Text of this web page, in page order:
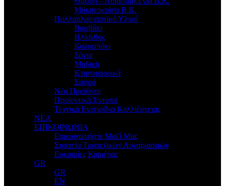
Μυκητοκτόνα Β.Κ.
Πολλαπλασιαστικό Υλικό
Βαμβάκι
Ηλίανθος
Καλαμπόκι
Σόγια
Μηδική
Κτηνοτροφικά
Σιτηρά
Νέα Προϊόντα
Προϊοντικά Έντυπα
Τεχνικά Εγχειρίδια Καλλιέργειας
ΝΕΑ
ΕΠΙΚΟΙΝΩΝΙΑ
Επικοινωνήστε Μαζί Μας
Στοιχεία Τραπεζικών Λογαριασμών
Ευκαιρίες Καριέρας
GR
GR
EN